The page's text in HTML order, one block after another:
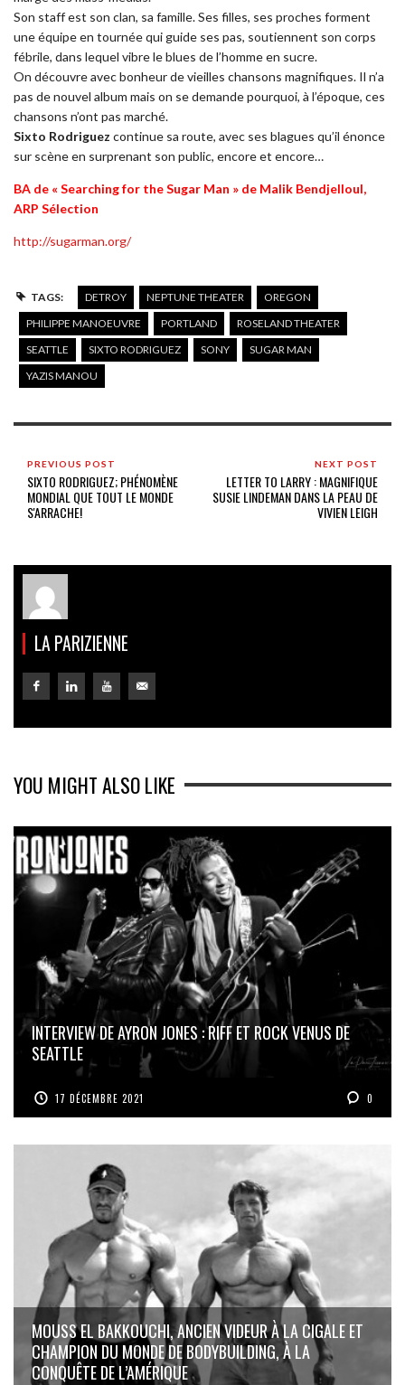
Son staff est son clan, sa famille. Ses filles, ses proches forment
une équipe en tournée qui guide ses pas, soutiennent son corps
fébrile, dans lequel vibre le blues de l’homme en sucre.
On découvre avec bonheur de vieilles chansons magnifiques. Il n’a
pas de nouvel album mais on se demande pourquoi, à l’époque, ces
chansons n’ont pas marché.
Sixto Rodriguez continue sa route, avec ses blagues qu’il énonce
sur scène en surprenant son public, encore et encore…
BA de « Searching for the Sugar Man » de Malik Bendjelloul,
ARP Sélection
http://sugarman.org/
TAGS: DETROY NEPTUNE THEATER
OREGON
PHILIPPE MANOEUVRE
PORTLAND
ROSELAND THEATER
SEATTLE
SIXTO RODRIGUEZ SONY
SUGAR MAN
YAZIS MANOU
PREVIOUS POST
SIXTO RODRIGUEZ; PHÉNOMÈNE
MONDIAL QUE TOUT LE MONDE
S'ARRACHE!
NEXT POST
LETTER TO LARRY : MAGNIFIQUE
SUSIE LINDEMAN DANS LA PEAU DE
VIVIEN LEIGH
LA PARIZIENNE
YOU MIGHT ALSO LIKE
INTERVIEW DE AYRON JONES : RIFF ET ROCK VENUS DE
SEATTLE
17 DÉCEMBRE 2021 0
MOUSS EL BAKKOUCHI, ANCIEN VIDEUR À LA CIGALE ET
CHAMPION DU MONDE DE BODYBUILDING, À LA
CONQUÊTE DE L’AMÉRIQUE